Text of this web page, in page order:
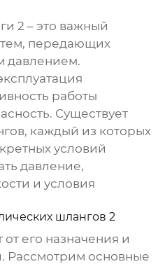
2 – это важный
передающих
давлением.
работы
Существует
каждый из которых
условий
давление,
и условия
шлангов 2
его назначения и
Рассмотрим основные